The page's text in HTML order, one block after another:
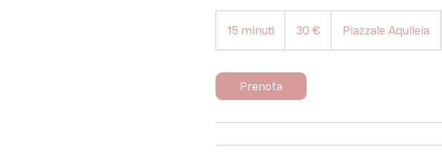
15 minuti
5
i
30 € Piazzale Aquileia
Prenota